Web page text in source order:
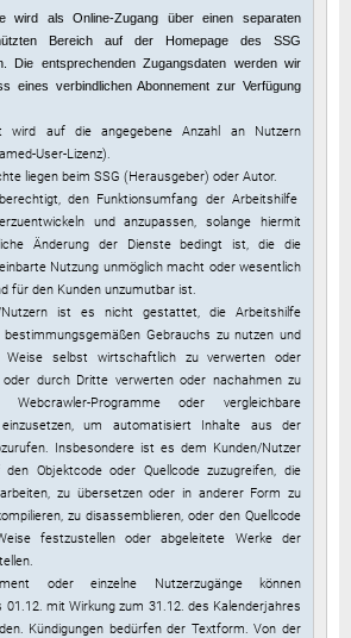
wird als Online-Zugang über einen separaten
Bereich auf der Homepage des SSG
Die entsprechenden Zugangsdaten werden wir
eines verbindlichen Abonnement zur Verfügung
wird auf die angegebene Anzahl an Nutzern
User-Lizenz).
liegen beim SSG (Herausgeber) oder Autor.
den Funktionsumfang der Arbeitshilfe
und anzupassen, solange hiermit
Änderung der Dienste bedingt ist, die die
Nutzung unmöglich macht oder wesentlich
für den Kunden unzumutbar ist.
Nutzern ist es nicht gestattet, die Arbeitshilfe
bestimmungsgemäßen Gebrauchs zu nutzen und
Weise selbst wirtschaftlich zu verwerten oder
oder durch Dritte verwerten oder nachahmen zu
Programme oder vergleichbare
einzusetzen, um automatisiert Inhalte aus der
Insbesondere ist es dem Kunden/Nutzer
Objektcode oder Quellcode zuzugreifen, die
zu übersetzen oder in anderer Form zu
zu disassemblieren, oder den Quellcode
festzustellen oder abgeleitete Werke der
oder einzelne Nutzerzugänge können
mit Wirkung zum 31.12. des Kalenderjahres
Kündigungen bedürfen der Textform. Von der